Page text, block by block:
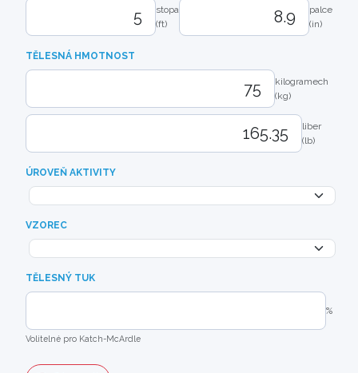
stopa
(ft)
palce
(in)
TĚLESNÁ HMOTNOST
kilogramech
(kg)
liber
(lb)
ÚROVEŇ AKTIVITY
VZOREC
TĚLESNÝ TUK
%
Volitelné pro Katch-McArdle